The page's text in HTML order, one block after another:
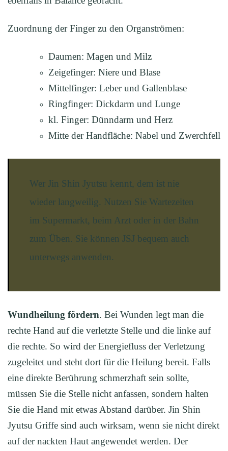
Zuordnung der Finger zu den Organströmen:
Daumen: Magen und Milz
Zeigefinger: Niere und Blase
Mittelfinger: Leber und Gallenblase
Ringfinger: Dickdarm und Lunge
kl. Finger: Dünndarm und Herz
Mitte der Handfläche: Nabel und Zwerchfell
Wer Jin Shin Jyutsu kennt, dem ist nie
wieder langweilig. Nutzen Sie Wartezeiten
im Supermarkt, beim Arzt oder in der Bahn
zum Üben. Sie können JSJ bequem auch
unterwegs anwenden.
Wundheilung fördern. Bei Wunden legt man die
rechte Hand auf die verletzte Stelle und die linke auf
die rechte. So wird der Energiefluss der Verletzung
zugeleitet und steht dort für die Heilung bereit. Falls
eine direkte Berührung schmerzhaft sein sollte,
müssen Sie die Stelle nicht anfassen, sondern halten
Sie die Hand mit etwas Abstand darüber. Jin Shin
Jyutsu Griffe sind auch wirksam, wenn sie nicht direkt
auf der nackten Haut angewendet werden. Der